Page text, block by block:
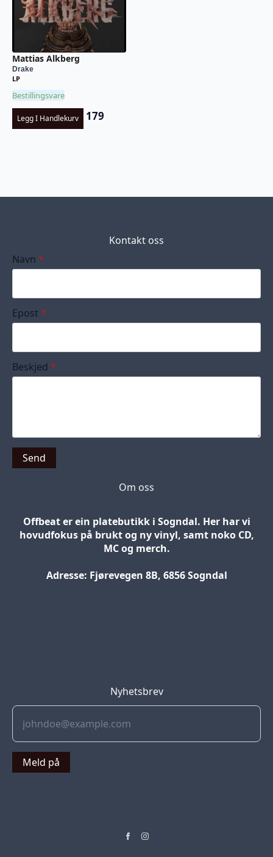
Mattias Alkberg
Drake
LP
Bestillingsvare
Legg I Handlekurv 179
Kontakt oss
Navn *
Epost *
Beskjed *
Send
Om oss
Offbeat er ein platebutikk i Sogndal. Her har vi
hovudfokus på brukt og ny vinyl, samt noko CD,
MC og merch.
Adresse: Fjørevegen 8B, 6856 Sogndal
Nyhetsbrev
Meld på